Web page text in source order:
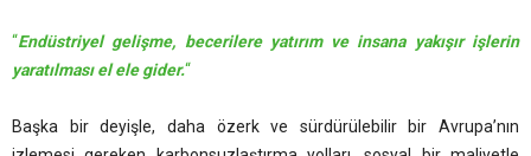
“Endüstriyel gelişme, becerilere yatırım ve insana yakışır işlerin
yaratılması el ele gider.“
Başka bir deyişle, daha özerk ve sürdürülebilir bir Avrupa’nın